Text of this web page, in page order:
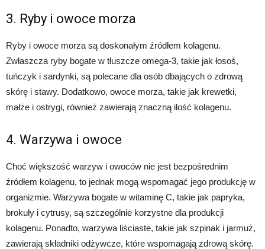
3. Ryby i owoce morza
Ryby i owoce morza są doskonałym źródłem kolagenu.
Zwłaszcza ryby bogate w tłuszcze omega-3, takie jak łosoś,
tuńczyk i sardynki, są polecane dla osób dbających o zdrową
skórę i stawy. Dodatkowo, owoce morza, takie jak krewetki,
małże i ostrygi, również zawierają znaczną ilość kolagenu.
4. Warzywa i owoce
Choć większość warzyw i owoców nie jest bezpośrednim
źródłem kolagenu, to jednak mogą wspomagać jego produkcję w
organizmie. Warzywa bogate w witaminę C, takie jak papryka,
brokuły i cytrusy, są szczególnie korzystne dla produkcji
kolagenu. Ponadto, warzywa liściaste, takie jak szpinak i jarmuż,
zawierają składniki odżywcze, które wspomagają zdrową skórę.